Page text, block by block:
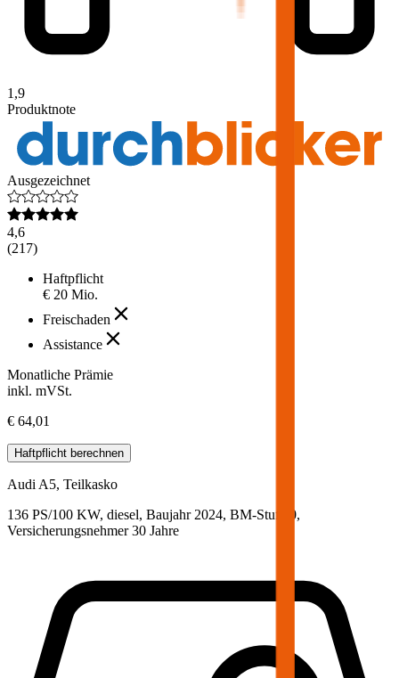
1,9
Produktnote
Ausgezeichnet
4,6
(217)
Haftpflicht
€ 20 Mio.
Freischaden
Assistance
Monatliche Prämie
inkl. mVSt.
€ 64,01
Haftpflicht berechnen
AudiA5, Teilkasko
136 PS/100 KW, diesel, Baujahr 2024, BM-Stufe 0,
Versicherungsnehmer 30 Jahre